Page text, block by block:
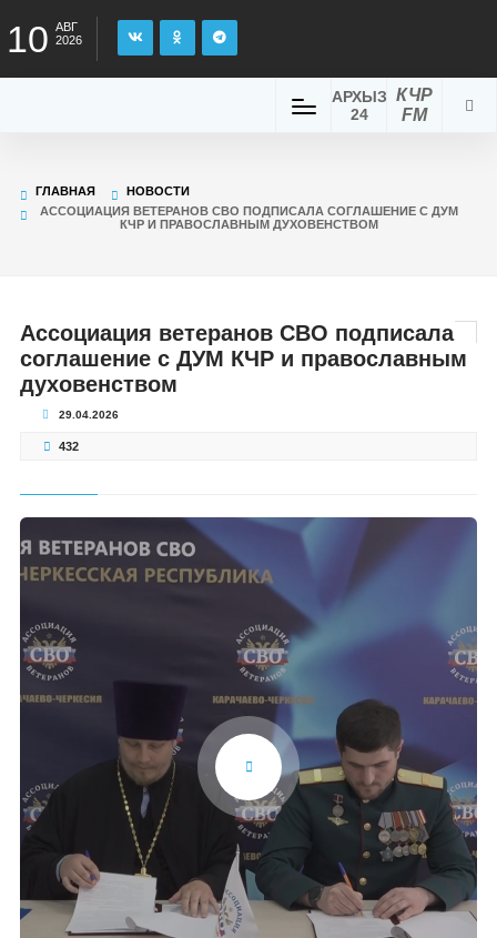
10 АВГ
2026
КЧР
FM
АРХЫЗ
24
ГЛАВНАЯ
НОВОСТИ
АССОЦИАЦИЯ ВЕТЕРАНОВ СВО ПОДПИСАЛА СОГЛАШЕНИЕ С ДУМ
КЧР И ПРАВОСЛАВНЫМ ДУХОВЕНСТВОМ
Ассоциация ветеранов СВО подписала
соглашение с ДУМ КЧР и православным
духовенством
29.04.2026
432